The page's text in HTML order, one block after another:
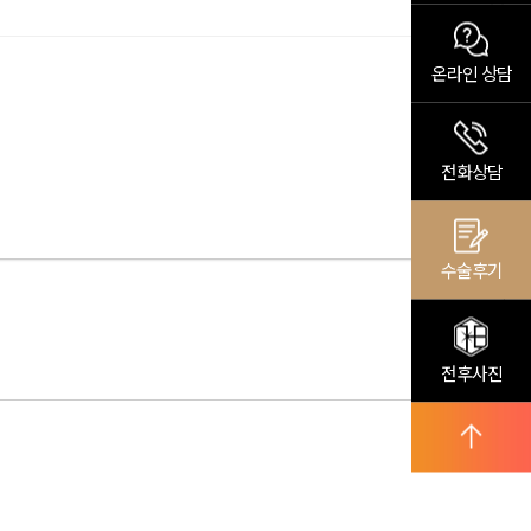
온라인 상담
전화상담
수술후기
전후사진